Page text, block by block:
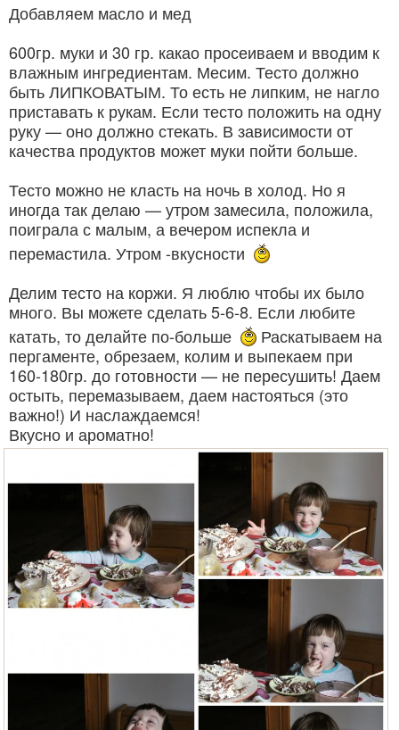
Добавляем масло и мед
600гр. муки и 30 гр. какао просеиваем и вводим к
влажным ингредиентам. Месим. Тесто должно
быть ЛИПКОВАТЫМ. То есть не липким, не нагло
приставать к рукам. Если тесто положить на одну
руку — оно должно стекать. В зависимости от
качества продуктов может муки пойти больше.
Тесто можно не класть на ночь в холод. Но я
иногда так делаю — утром замесила, положила,
поиграла с малым, а вечером испекла и
перемастила. Утром -вкусности
Делим тесто на коржи. Я люблю чтобы их было
много. Вы можете сделать 5-6-8. Если любите
катать, то делайте по-больше
Раскатываем на
пергаменте, обрезаем, колим и выпекаем при
160-180гр. до готовности — не пересушить! Даем
остыть, перемазываем, даем настояться (это
важно!) И наслаждаемся!
Вкусно и ароматно!